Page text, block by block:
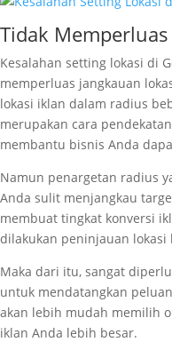
Tidak
Kesalahan setting lokasi di
memperluas jangkauan
lokasi iklan dalam radius
merupakan cara
membantu bisnis Anda
Namun penargetan radius
Anda sulit menjangkau
membuat tingkat konversi
dilakukan peninjauan lokasi
Maka dari itu, sangat
untuk mendatangkan
akan lebih mudah memilih
iklan Anda lebih besar.